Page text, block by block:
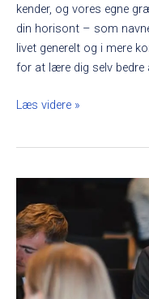
kender, og vores egne
din horisont – som
livet generelt og i mere
for at lære dig selv bedre
Læs videre »
360